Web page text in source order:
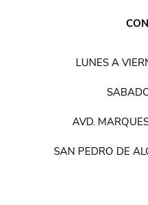
LUNES A
AVD.
SAN PEDRO DE